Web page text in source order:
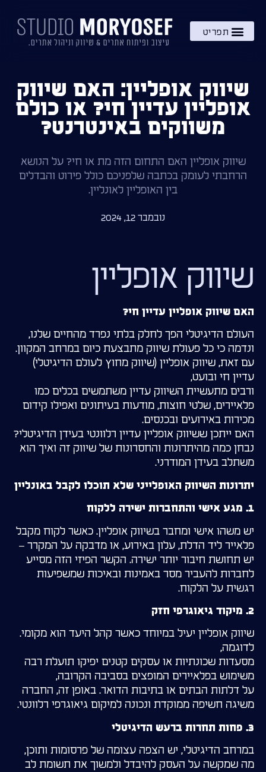
שיווק אופליין: האם שיווק
אופליין עדיין חי? או כולם
משווקים באינטרנט?
שיווק אופליין האם התחום הזה מת או חי? על הנושא
הרחבתי לעומק בכתבה שלפניכם כולל פירוט והבדלים
בין האופליין לאונליין.
נובמבר 12, 2024
שיווק אופליין
האם שיווק אופליין עדיין חי?
העולם הדיגיטלי הפך לחלק בלתי נפרד מהחיים שלנו,
ונדמה כי כל פעולת שיווק מתבצעת כיום במרחב המקוון.
עם זאת, שיווק אופליין (שיווק מחוץ לעולם הדיגיטלי)
עדיין חי ובועט,
ורבים מתעשיית השיווק עדיין משתמשים בכלים כמו
פלאיירים, שלטי חוצות, מודעות בעיתונים ואפילו קידום
מכירות באירועים ובכנסים.
האם ייתכן ששיווק אופליין עדיין רלוונטי בעידן הדיגיטלי?
נבחן כמה מהיתרונות והחסרונות של שיווק זה ואיך הוא
משתלב בעידן המודרני.
יתרונות השיווק האופלייני שלא תוכלו לקבל באונליין
1. מגע אישי והתחברות ישירה ללקוח
יש משהו אישי ומחבר בשיווק אופליין. כאשר לקוח מקבל
פלאייר ליד הדלת, עלון באירוע, או מדבקה על המקרר –
יש תחושת חיבור יותר ישירה. הקשר הפיזי הזה מסייע
לחברות להעביר מסר באמינות ובאיכות שמשפיעות
רגשית על הלקוח.
2. מיקוד גיאוגרפי חזק
שיווק אופליין יעיל במיוחד כאשר קהל היעד הוא מקומי.
לדוגמה,
מסעדות שכונתיות או עסקים קטנים יפיקו תועלת רבה
משימוש בפלאיירים המופצים בסביבה הקרובה,
על דלתות הבתים או בתיבות הדואר. באופן זה, החברה
משיגה חשיפה ממוקדת ונכונה למיקום גיאוגרפי רלוונטי.
3. פחות תחרות ברעש הדיגיטלי
במרחב הדיגיטלי, יש הצפה עצומה של פרסומות ותוכן,
מה שמקשה על העסק להיבדל ולמשוך את תשומת לב